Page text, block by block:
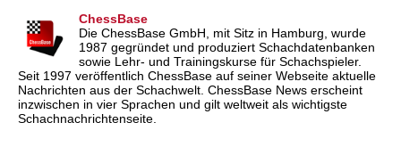
ChessBase
Die ChessBase GmbH, mit Sitz in Hamburg, wurde
1987 gegründet und produziert Schachdatenbanken
sowie Lehr- und Trainingskurse für Schachspieler.
Seit 1997 veröffentlich ChessBase auf seiner Webseite aktuelle
Nachrichten aus der Schachwelt. ChessBase News erscheint
inzwischen in vier Sprachen und gilt weltweit als wichtigste
Schachnachrichtenseite.